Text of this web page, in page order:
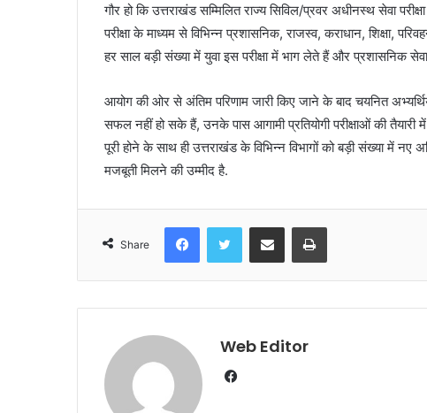
गौर हो कि उत्तराखंड सम्मिलित राज्य सिविल/प्रवर अधीनस्थ सेवा
परीक्षा के माध्यम से विभिन्न प्रशासनिक, राजस्व, कराधान, शिक्षा,
हर साल बड़ी संख्या में युवा इस परीक्षा में भाग लेते हैं और प्रशासनिक
आयोग की ओर से अंतिम परिणाम जारी किए जाने के बाद चयनित
सफल नहीं हो सके हैं, उनके पास आगामी प्रतियोगी परीक्षाओं की तैयारी
पूरी होने के साथ ही उत्तराखंड के विभिन्न विभागों को बड़ी संख्या में
मजबूती मिलने की उम्मीद है.
Share
FacebookTwitter Share via Email Print
Web Editor
Facebook